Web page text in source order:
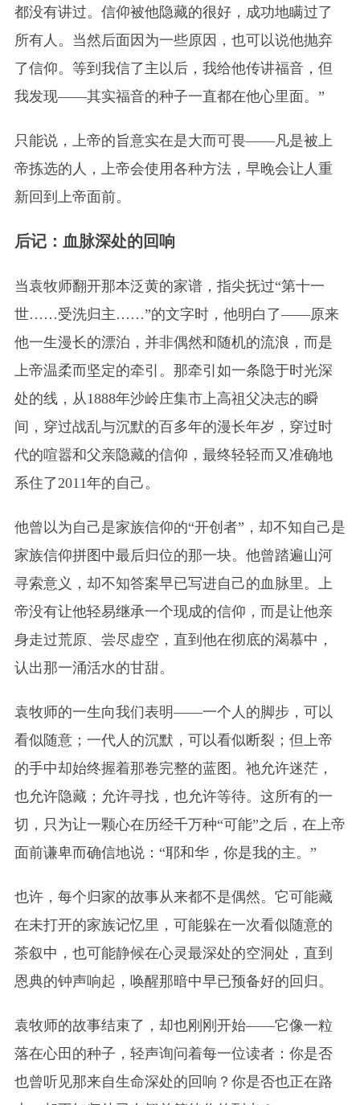
都没有讲过。信仰被他隐藏的很好，成功地瞒过了
所有人。当然后面因为一些原因，也可以说他抛弃
了信仰。等到我信了主以后，我给他传讲福音，但
我发现——其实福音的种子一直都在他心里面。”
只能说，上帝的旨意实在是大而可畏——凡是被上
帝拣选的人，上帝会使用各种方法，早晚会让人重
新回到上帝面前。
后记：血脉深处的回响
当袁牧师翻开那本泛黄的家谱，指尖抚过“第十一
世……受洗归主……”的文字时，他明白了——原来
他一生漫长的漂泊，并非偶然和随机的流浪，而是
上帝温柔而坚定的牵引。那牵引如一条隐于时光深
处的线，从1888年沙岭庄集市上高祖父决志的瞬
间，穿过战乱与沉默的百多年的漫长年岁，穿过时
代的喧嚣和父亲隐藏的信仰，最终轻轻而又准确地
系住了2011年的自己。
他曾以为自己是家族信仰的“开创者”，却不知自己是
家族信仰拼图中最后归位的那一块。他曾踏遍山河
寻索意义，却不知答案早已写进自己的血脉里。上
帝没有让他轻易继承一个现成的信仰，而是让他亲
身走过荒原、尝尽虚空，直到他在彻底的渴慕中，
认出那一涌活水的甘甜。
袁牧师的一生向我们表明——一个人的脚步，可以
看似随意；一代人的沉默，可以看似断裂；但上帝
的手中却始终握着那卷完整的蓝图。祂允许迷茫，
也允许隐藏；允许寻找，也允许等待。这所有的一
切，只为让一颗心在历经千万种“可能”之后，在上帝
面前谦卑而确信地说：“耶和华，你是我的主。”
也许，每个归家的故事从来都不是偶然。它可能藏
在未打开的家族记忆里，可能躲在一次看似随意的
茶叙中，也可能静候在心灵最深处的空洞处，直到
恩典的钟声响起，唤醒那暗中早已预备好的回归。
袁牧师的故事结束了，却也刚刚开始——它像一粒
落在心田的种子，轻声询问着每一位读者：你是否
也曾听见那来自生命深处的回响？你是否也正在路